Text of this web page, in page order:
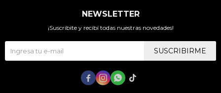
NEWSLETTER
¡Suscribite y recibí todas nuestras novedades!
SUSCRIBIRME
   